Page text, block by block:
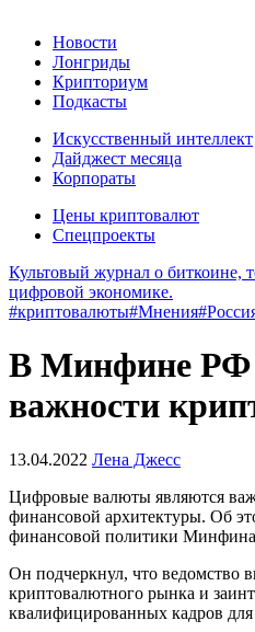
Новости
Лонгриды
Крипториум
Подкасты
Искусственный интеллект
Дайджест месяца
Корпораты
Цены криптовалют
Спецпроекты
Культовый журнал о биткоине,
цифровой экономике.
#криптовалюты#Мнения
В Минфине РФ
важности
13.04.2022 Лена Джесс
Цифровые валюты являются
финансовой архитектуры. Об
финансовой политики
Он подчеркнул, что ведомство
криптовалютного рынка и
квалифицированных кадров для